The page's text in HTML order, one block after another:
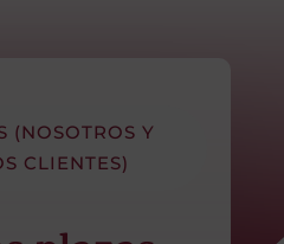
(NOSOTROS Y
CLIENTES)